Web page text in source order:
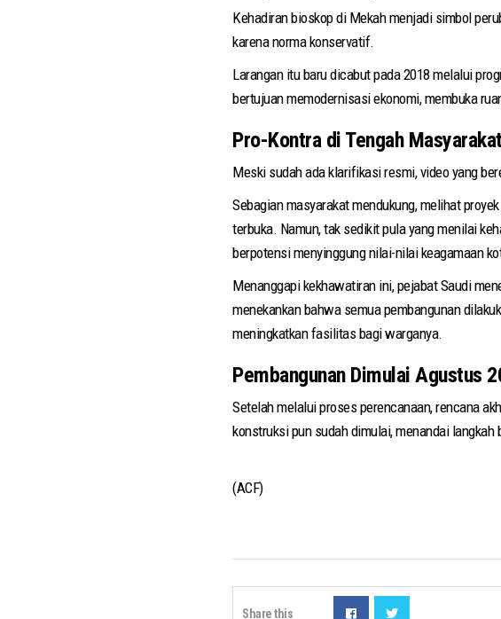
Kehadiran bioskop di Mekah menjadi simbol
karena norma konservatif.
Larangan itu baru dicabut pada 2018 melalui
bertujuan memodernisasi ekonomi, membuka
Pro-Kontra di Tengah Masyarakat
Meski sudah ada klarifikasi resmi, video yang
Sebagian masyarakat mendukung, melihat
terbuka. Namun, tak sedikit pula yang menilai
berpotensi menyinggung nilai-nilai keagamaan
Menanggapi kekhawatiran ini, pejabat Saudi
menekankan bahwa semua pembangunan
meningkatkan fasilitas bagi warganya.
Pembangunan Dimulai Agustus
Setelah melalui proses perencanaan, rencana
konstruksi pun sudah dimulai, menandai
(ACF)
Share this